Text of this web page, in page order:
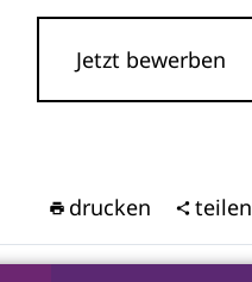
Jetzt bewerben
drucken teilen